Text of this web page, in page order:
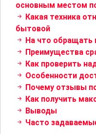
основным местом
Какая техника
бытовой
На что обращать
Преимущества
Как проверить
Особенности
Почему отзывы
Как получить
Выводы
Часто